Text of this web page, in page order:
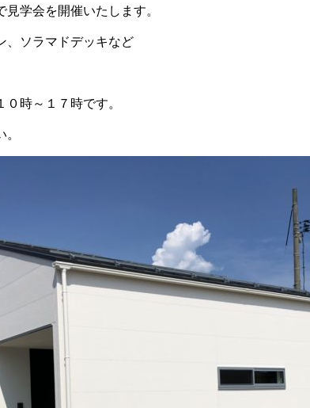
学会を開催いたします。
、ソラマドデッキなど
時～１７時です。